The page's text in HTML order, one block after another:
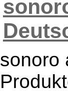
sonoro